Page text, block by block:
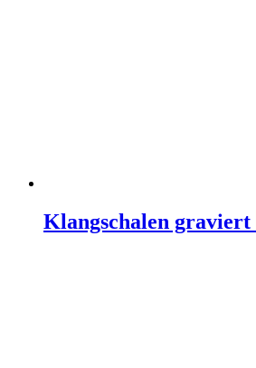
Klangschalen graviert